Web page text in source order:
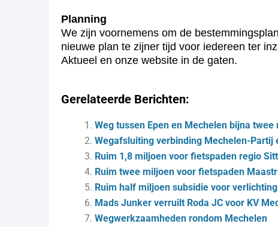
Planning
We zijn voornemens om de
nieuwe plan te zijner tijd voor iedereen ter
Aktueel en onze website in de gaten.
Gerelateerde Berichten:
Weg tussen Epen en Mechelen bijna twee
Wegafsluiting verbinding Mechelen-Partij
Ruim 1,8 miljoen voor fietspaden regio
Ruim twee miljoen voor fietspaden
Ruim half miljoen subsidie voor
Mads Junker verruilt Roda JC voor KV
Wegwerkzaamheden rondom Mechelen